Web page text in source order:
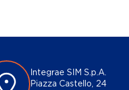
Integrae SIM S.p.A.
Piazza Castello, 24